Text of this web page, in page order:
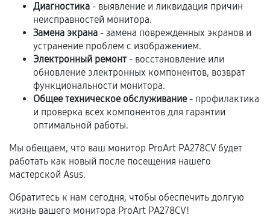
отдельных условиях.
Если комплектующие куплены
самостоятельно
Гарантия на выполненные работы может
сохраняться полностью или частично, если
соблюдены следующие условия:
Предоставленные детали подходят по
техническим параметрам и не имеют внешних
дефектов.
Установка была выполнена нашим сервисным
центром.
Диагностика - выявление и ликвидация причин
неисправностей монитора.
Замена экрана - замена поврежденных экранов и
устранение проблем с изображением.
Электронный ремонт - восстановление или
обновление электронных компонентов, возврат
функциональности монитора.
Общее техническое обслуживание- профилактика
и проверка всех компонентов для гарантии
оптимальной работы.
Мы обещаем, что ваш монитор ProArt PA278CV будет
работать как новый после посещения нашего
мастерской Asus.
Обратитесь к нам сегодня, чтобы обеспечить долгую
жизнь вашего монитора ProArt PA278CV!